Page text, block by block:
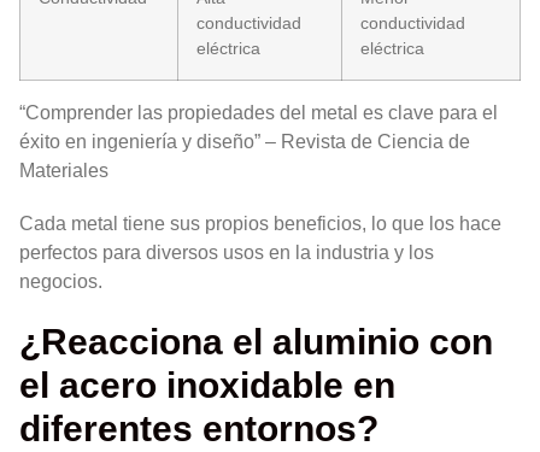
conductividad
eléctrica
conductividad
eléctrica
“Comprender las propiedades del metal es clave para el
éxito en ingeniería y diseño” – Revista de Ciencia de
Materiales
Cada metal tiene sus propios beneficios, lo que los hace
perfectos para diversos usos en la industria y los
negocios.
¿Reacciona el aluminio con
el acero inoxidable en
diferentes entornos?